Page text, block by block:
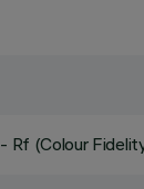
- Rf (Colour